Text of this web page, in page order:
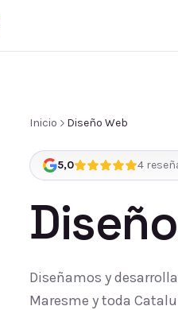
Inicio Diseño Web
5,0 4
Diseñamos y
Maresme y toda